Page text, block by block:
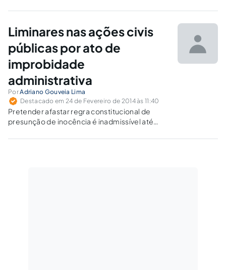
administrativo disciplinar.
Liminares nas ações civis
públicas por ato de
improbidade
administrativa
PorAdriano Gouveia Lima
Destacado em 24 de Fevereiro de 2014 às 11:40
Pretender afastar regra constitucional de
presunção de inocência é inadmissível até
menos possível em uma decisão liminar em